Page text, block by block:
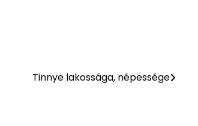
Tinnye lakossága, népessége